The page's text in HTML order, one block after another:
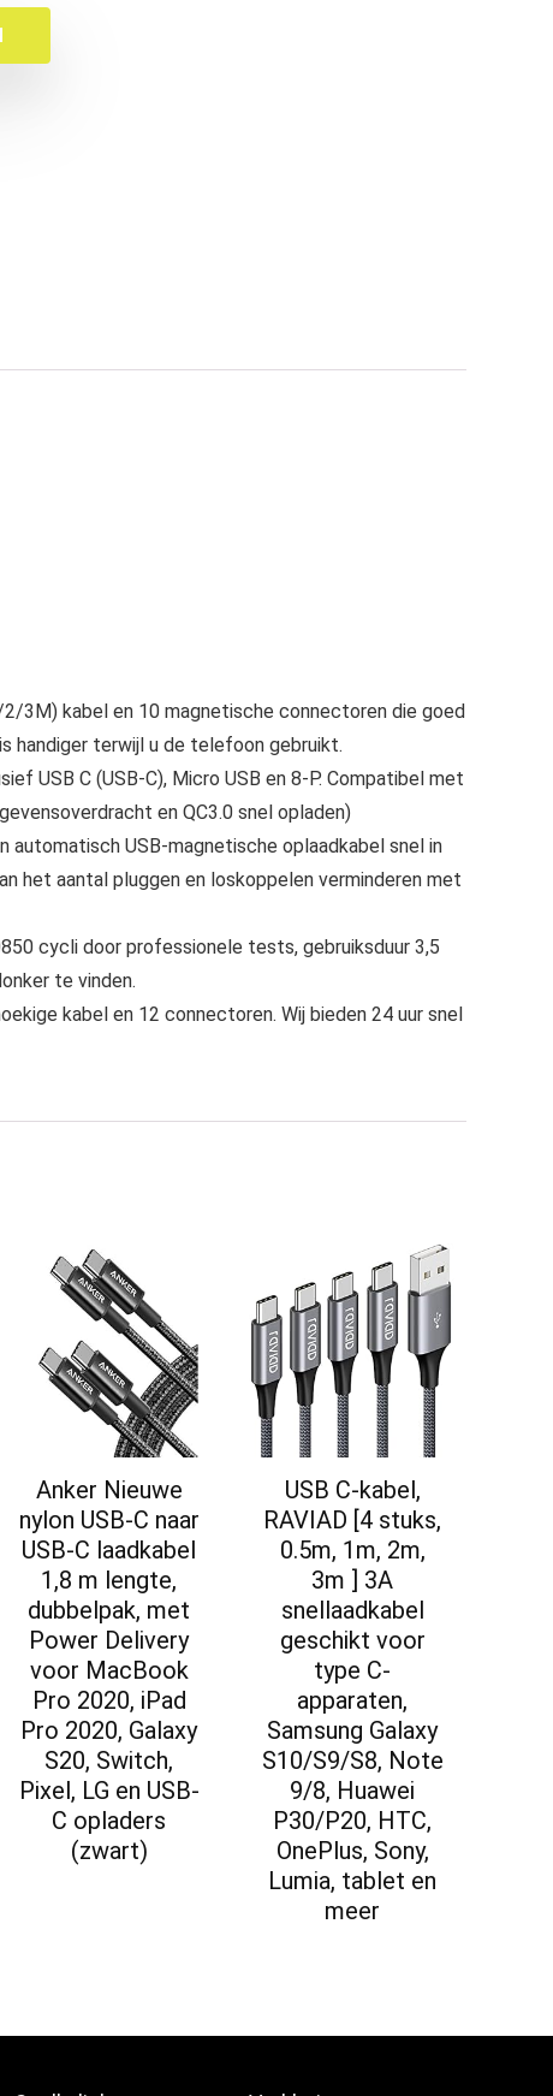
2/3M) kabel en 10 magnetische connectoren die goed
handiger terwijl u de telefoon gebruikt.
USB C (USB-C), Micro USB en 8-P. Compatibel met
en QC3.0 snel opladen)
automatisch USB-magnetische oplaadkabel snel in
het aantal pluggen en loskoppelen verminderen met
cycli door professionele tests, gebruiksduur 3,5
te vinden.
kabel en 12 connectoren. Wij bieden 24 uur snel
Anker Nieuwe
nylon USB-C naar
USB-C laadkabel
1,8 m lengte,
dubbelpak, met
Power Delivery
voor MacBook
Pro 2020, iPad
Pro 2020, Galaxy
S20, Switch,
Pixel, LG en USB-
C opladers
(zwart)
USB C-kabel,
RAVIAD [4 stuks,
0.5m, 1m, 2m,
3m ] 3A
snellaadkabel
geschikt voor
type C-
apparaten,
Samsung Galaxy
S10/S9/S8, Note
9/8, Huawei
P30/P20, HTC,
OnePlus, Sony,
Lumia, tablet en
meer